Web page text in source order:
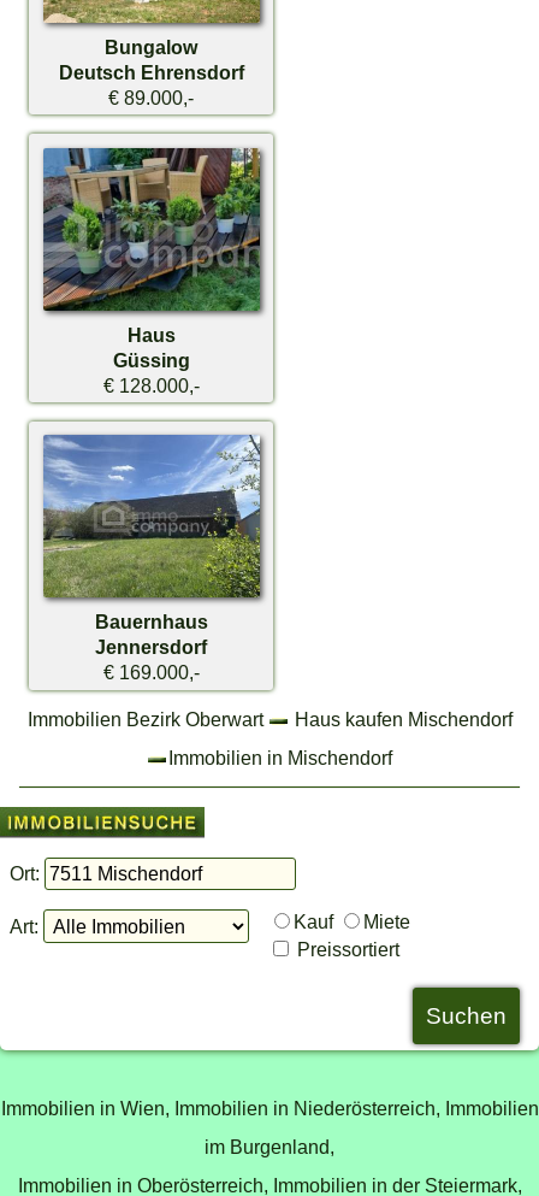
Bungalow
Deutsch Ehrensdorf
€ 89.000,-
Haus
Güssing
€ 128.000,-
Bauernhaus
Jennersdorf
€ 169.000,-
Immobilien Bezirk Oberwart
Haus kaufen Mischendorf
Immobilien in Mischendorf
Ort:
Art: Kauf
Miete
Preissortiert
Immobilien in Wien, Immobilien in Niederösterreich, Immobilien
im Burgenland,
Immobilien in Oberösterreich, Immobilien in der Steiermark,